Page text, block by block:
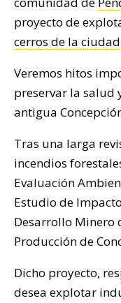
proyecto de
cerros de la ciudad
Veremos hitos
preservar la salud
antigua
Tras una larga
incendios
Evaluación
Estudio de
Desarrollo Minero
Producción de
Dicho proyecto,
desea explotar